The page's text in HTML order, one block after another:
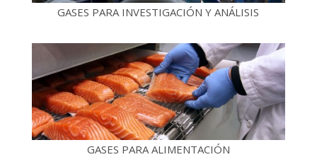
GASES PARA INVESTIGACIÓN Y ANÁLISIS
GASES PARA ALIMENTACIÓN